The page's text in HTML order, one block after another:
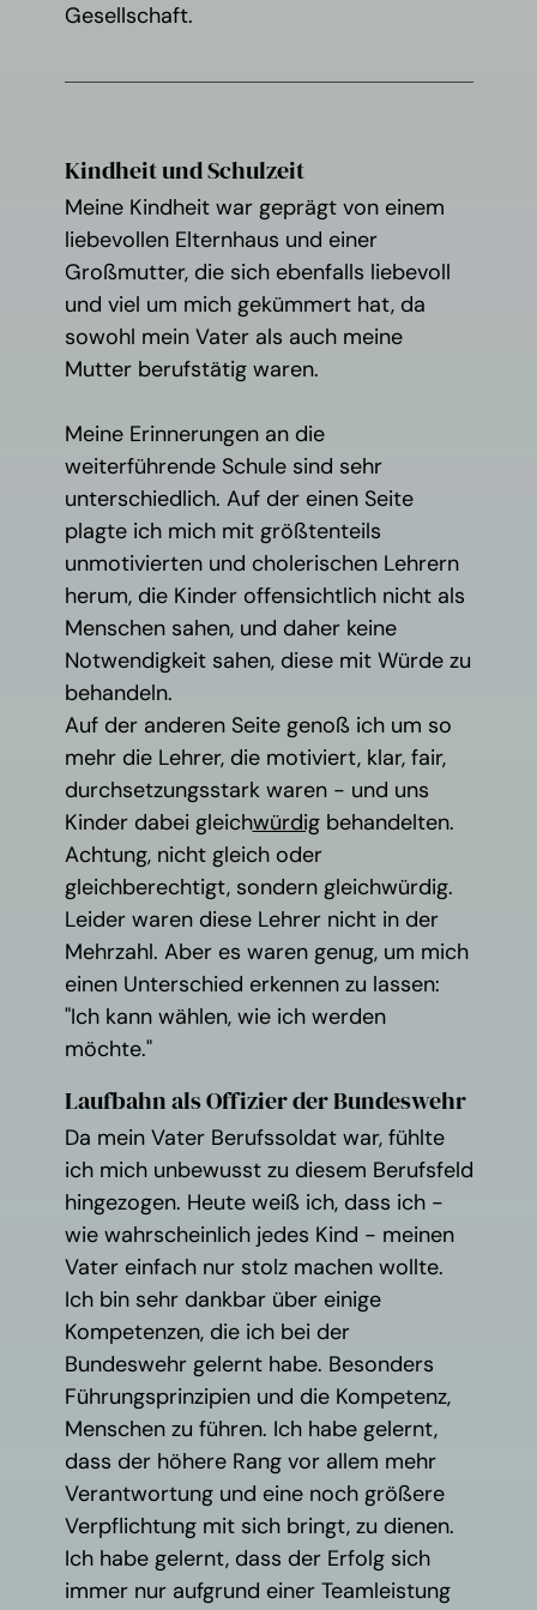
Gesellschaft.
Kindheit und Schulzeit
Meine Kindheit war geprägt von einem
liebevollen Elternhaus und einer
Großmutter, die sich ebenfalls liebevoll
und viel um mich gekümmert hat, da
sowohl mein Vater als auch meine
Mutter berufstätig waren.
Meine Erinnerungen an die
weiterführende Schule sind sehr
unterschiedlich. Auf der einen Seite
plagte ich mich mit größtenteils
unmotivierten und cholerischen Lehrern
herum, die Kinder offensichtlich nicht als
Menschen sahen, und daher keine
Notwendigkeit sahen, diese mit Würde zu
behandeln.
Auf der anderen Seite genoß ich um so
mehr die Lehrer, die motiviert, klar, fair,
durchsetzungsstark waren - und uns
Kinder dabei gleichwürdigbehandelten.
Achtung, nicht gleich oder
gleichberechtigt, sondern gleichwürdig.
Leider waren diese Lehrer nicht in der
Mehrzahl. Aber es waren genug, um mich
einen Unterschied erkennen zu lassen:
"Ich kann wählen, wie ich werden
möchte."
Laufbahn als Offizier der Bundeswehr
Da mein Vater Berufssoldat war, fühlte
ich mich unbewusst zu diesem Berufsfeld
hingezogen. Heute weiß ich, dass ich -
wie wahrscheinlich jedes Kind - meinen
Vater einfach nur stolz machen wollte.
Ich bin sehr dankbar über einige
Kompetenzen, die ich bei der
Bundeswehr gelernt habe. Besonders
Führungsprinzipien und die Kompetenz,
Menschen zu führen. Ich habe gelernt,
dass der höhere Rang vor allem mehr
Verantwortung und eine noch größere
Verpflichtung mit sich bringt, zu dienen.
Ich habe gelernt, dass der Erfolg sich
immer nur aufgrund einer Teamleistung